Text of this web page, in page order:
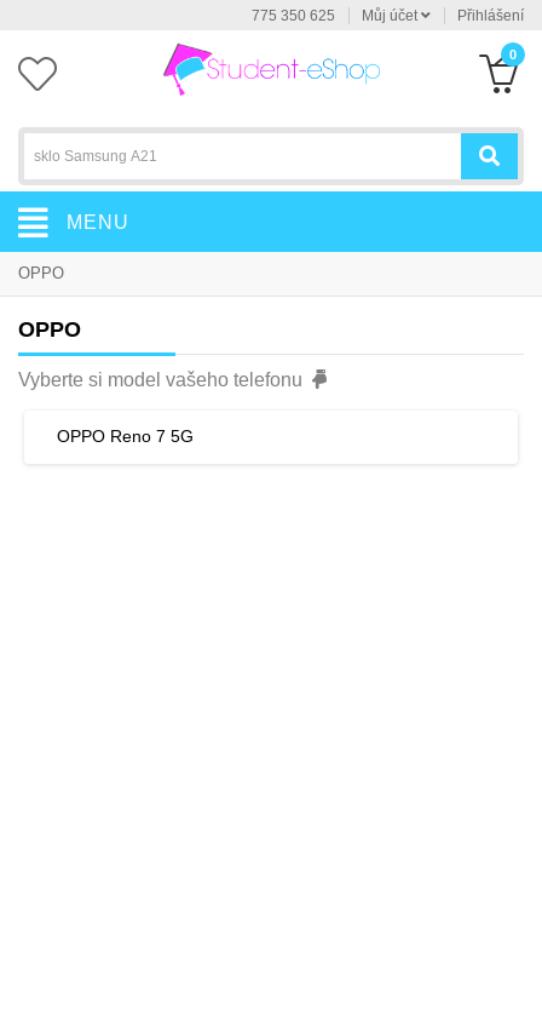
775 350 625 Můj účet Přihlášení
0
MENU
OPPO
OPPO
Vyberte si model vašeho telefonu
OPPO Reno 7 5G